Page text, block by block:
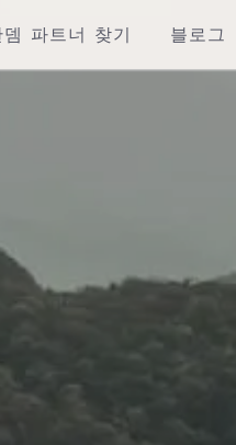
뎀 파트너 찾기 블로그